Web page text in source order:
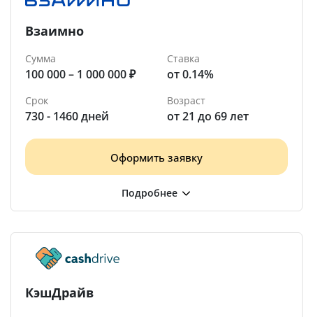
Взаимно
Сумма
100 000 – 1 000 000 ₽
Ставка
от 0.14%
Срок
730 - 1460 дней
Возраст
от 21 до 69 лет
Оформить заявку
КэшДрайв